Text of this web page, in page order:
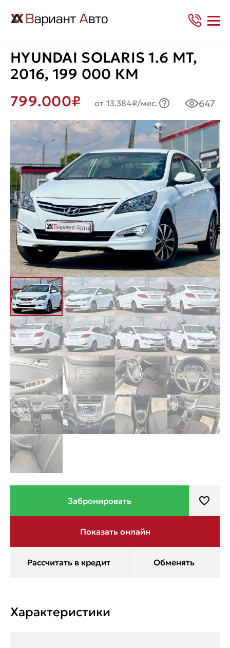
HYUNDAI SOLARIS 1.6 MT,
2016, 199 000 КМ
799.000₽
от 13.384₽/мес. 647
Характеристики